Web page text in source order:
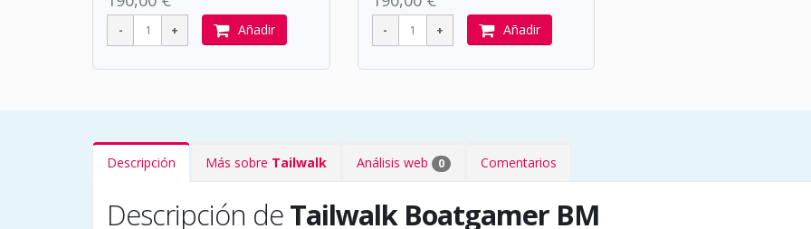
Añadir Añadir
Descripción Más sobre Tailwalk Análisis web 0 Comentarios
Descripción deTailwalk Boatgamer BM